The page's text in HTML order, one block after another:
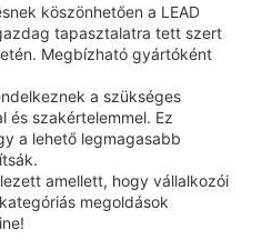
köszönhetően a LEAD
tapasztalatra tett szert
Megbízható gyártóként
a szükséges
szakértelemmel. Ez
a lehető legmagasabb
amellett, hogy vállalkozói
megoldások